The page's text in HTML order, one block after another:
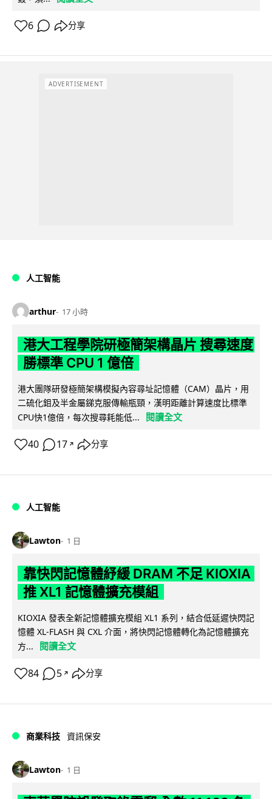
6 分享
ADVERTISEMENT
人工智能
arthur 17 小時
港大工程學院研極簡架構晶片 搜尋速度
勝標準 CPU 1 億倍
港大團隊研發極簡架構模擬內容尋址記憶體（CAM）晶片，用
二硫化鉬及半金屬銻克服傳輸瓶頸，漢明距離計算速度比標準
CPU快1億倍，每次搜尋耗能低...
閱讀全文
40 17 ↗ 分享
人工智能
Lawton 1 日
靠快閃記憶體紓緩 DRAM 不足 KIOXIA
推 XL1 記憶體擴充模組
KIOXIA 發表全新記憶體擴充模組 XL1 系列，結合低延遲快閃記
憶體 XL-FLASH 與 CXL 介面，將快閃記憶體轉化為記憶體擴充
方...
閱讀全文
84 5 ↗ 分享
商業科技 資訊保安
Lawton 1 日